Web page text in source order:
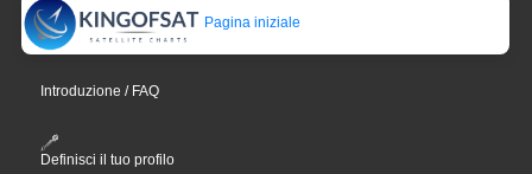
Pagina iniziale
Introduzione / FAQ
Definisci il tuo profilo